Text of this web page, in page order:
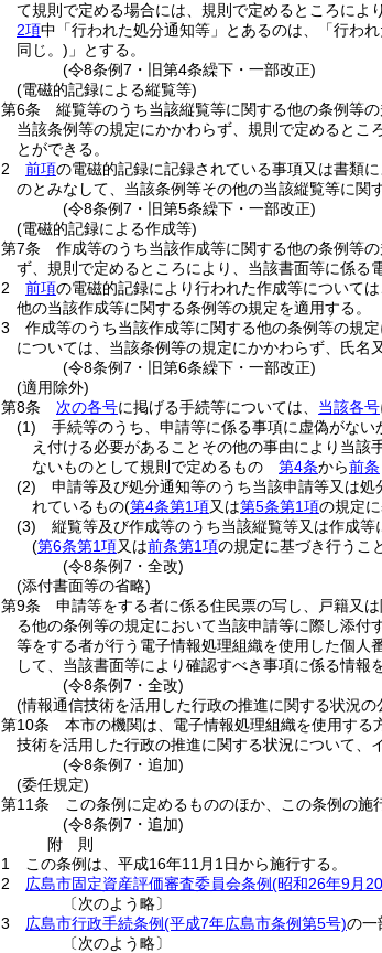
て規則で定める場合には、規則で定めるところによ
2項中「行われた処分通知等」とあるのは、「行わ
同じ。) 」とする。
(令8条例7・旧第4条繰下・一部改正)
(電磁的記録による縦覧等)
第6条
縦覧等のうち当該縦覧等に関する他の条例等
当該条例等の規定にかかわらず、規則で定めるとこ
とができる。
2
前項の電磁的記録に記録されている事項又は書類
のとみなして、当該条例等その他の当該縦覧等に関
(令8条例7・旧第5条繰下・一部改正)
(電磁的記録による作成等)
第7条
作成等のうち当該作成等に関する他の条例等
ず、規則で定めるところにより、当該書面等に係る
2
前項の電磁的記録により行われた作成等について
他の当該作成等に関する条例等の規定を適用する。
3
作成等のうち当該作成等に関する他の条例等の規
については、当該条例等の規定にかかわらず、氏名
(令8条例7・旧第6条繰下・一部改正)
(適用除外)
第8条
次の各号に掲げる手続等については、 当該各号
(1)
手続等のうち、申請等に係る事項に虚偽がな
え付ける必要があることその他の事由により当
ないものとして規則で定めるもの 第4条から前条
(2)
申請等及び処分通知等のうち当該申請等又は
れているもの(第4条第1項又は第5条第1項の規定
(3)
縦覧等及び作成等のうち当該縦覧等又は作成
(第6条第1項又は前条第1項の規定に基づき行うこ
(令8条例7・全改)
(添付書面等の省略)
第9条
申請等をする者に係る住民票の写し、戸籍又
る他の条例等の規定において当該申請等に際し添
等をする者が行う電子情報処理組織を使用した個人
して、当該書面等により確認すべき事項に係る情報
(令8条例7・全改)
(情報通信技術を活用した行政の推進に関する状況の
第10条
本市の機関は、電子情報処理組織を使用す
技術を活用した行政の推進に関する状況について、
(令8条例7・追加)
(委任規定)
第11条
この条例に定めるもののほか、この条例の施
(令8条例7・追加)
附 則
1
この条例は、平成16年11月1日から施行する。
2
広島市固定資産評価審査委員会条例(昭和26年9月
〔次のよう略〕
3
広島市行政手続条例(平成7年広島市条例第5号)の一
〔次のよう略〕